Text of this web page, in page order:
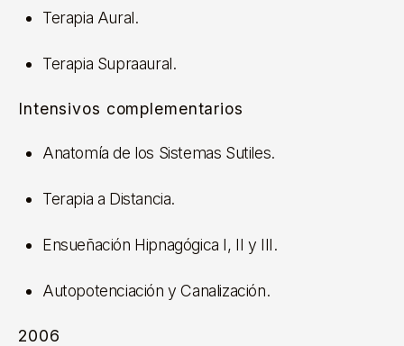
Terapia Aural.
Terapia Supraaural.
Intensivos complementarios
Anatomía de los Sistemas Sutiles.
Terapia a Distancia.
Ensueñación Hipnagógica I, II y III.
Autopotenciación y Canalización.
2006